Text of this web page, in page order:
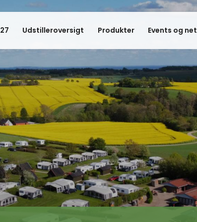
Udstilleroversigt Produkter Events og